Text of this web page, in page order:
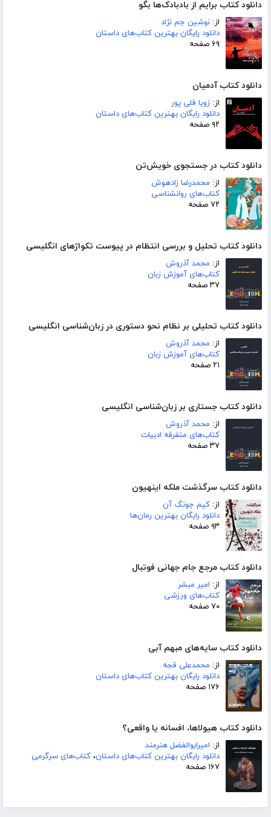
دانلود کتاب برایم از بادبادک‌ها بگو
از: نوشین جم نژاد
دانلود رایگان بهترین کتاب‌های داستان
۶۹ صفحه
دانلود کتاب آدمیان
از: زویا قلی پور
دانلود رایگان بهترین کتاب‌های داستان
۹۲ صفحه
دانلود کتاب در جستجوی خویش‌تن
از: محمدرضا زادهوش
کتاب‌های روانشناسی
۷۲ صفحه
دانلود کتاب تحلیل و بررسی انتظام در پیوست تکواژهای انگلیسی
از: محمد آذروش
کتاب‌های آموزش زبان
۳۷ صفحه
دانلود کتاب تحلیلی بر نظام نحو دستوری در زبان‌شناسی انگلیسی
از: محمد آذروش
کتاب‌های آموزش زبان
۲۱ صفحه
دانلود کتاب جستاری بر زبان‌شناسی انگلیسی
از: محمد آذروش
کتاب‌های متفرقه ادبیات
۳۷ صفحه
دانلود کتاب سرگذشت ملکه اینهیون
از: کیم جونگ آن
دانلود رایگان بهترین رمان‌ها
۹۳ صفحه
دانلود کتاب مرجع جام جهانی فوتبال
از: امیر مبشر
کتاب‌های ورزشی
۷۰ صفحه
دانلود کتاب سایه‌های مبهم آبی
از: محمدعلی قجه
دانلود رایگان بهترین کتاب‌های داستان
۱۷۶ صفحه
دانلود کتاب هیولاها، افسانه یا واقعی؟
از: امیرابوالفضل هنرمند
دانلود رایگان بهترین کتاب‌های داستان، کتاب‌های سرگرمی
۱۶۷ صفحه